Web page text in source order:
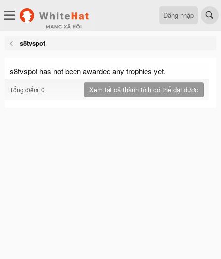
Đăng nhập
s8tvspot
s8tvspot has not been awarded any trophies yet.
Tổng điểm: 0 Xem tất cả thành tích có thể đạt được